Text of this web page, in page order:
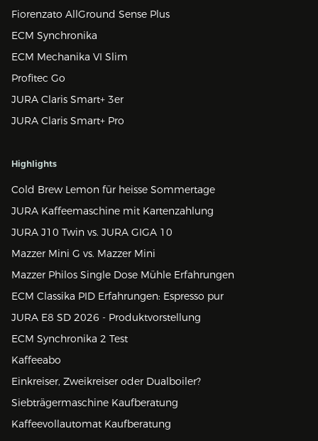
Fiorenzato AllGround Sense Plus
ECM Synchronika
ECM Mechanika VI Slim
Profitec Go
JURA Claris Smart+ 3er
JURA Claris Smart+ Pro
Highlights
Cold Brew Lemon für heisse Sommertage
JURA Kaffeemaschine mit Kartenzahlung
JURA J10 Twin vs. JURA GIGA 10
Mazzer Mini G vs. Mazzer Mini
Mazzer Philos Single Dose Mühle Erfahrungen
ECM Classika PID Erfahrungen: Espresso pur
JURA E8 SD 2026 - Produktvorstellung
ECM Synchronika 2 Test
Kaffeeabo
Einkreiser, Zweikreiser oder Dualboiler?
Siebträgermaschine Kaufberatung
Kaffeevollautomat Kaufberatung